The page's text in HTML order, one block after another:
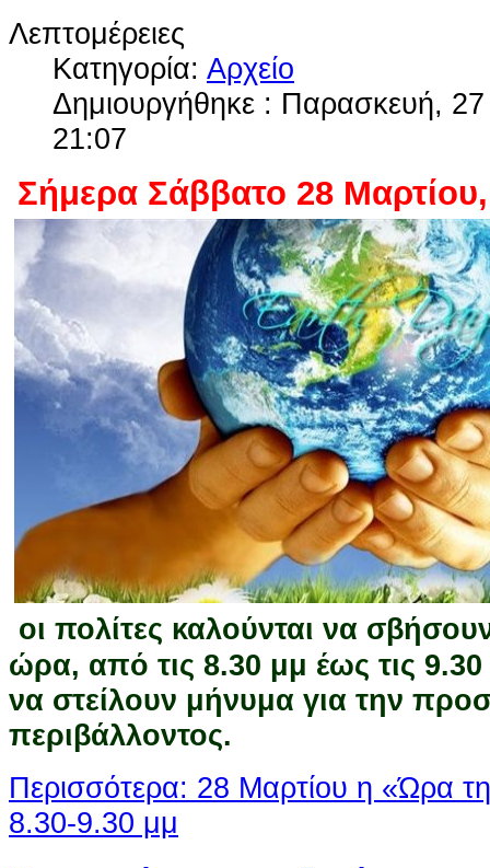
Λεπτομέρειες
Κατηγορία: Αρχείο
Δημιουργήθηκε : Παρασκευή,
21:07
Σήμερα Σάββατο 28 Μαρτίου,
οι πολίτες καλούνται να
ώρα, από τις 8.30 μμ έως τις
να στείλουν μήνυμα για την
περιβάλλοντος.
Περισσότερα: 28 Μαρτίου η «Ώρα
8.30-9.30 μμ